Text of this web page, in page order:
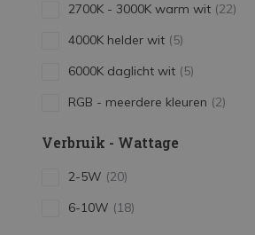
2700K - 3000K warm wit (22)
4000K helder wit (5)
6000K daglicht wit (5)
RGB - meerdere kleuren (2)
Verbruik - Wattage
2-5W (20)
6-10W (18)